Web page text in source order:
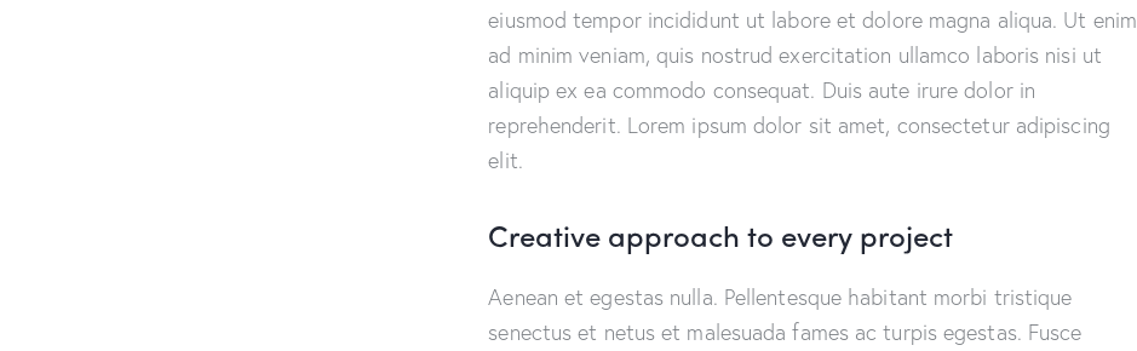
eiusmod tempor incididunt ut labore et dolore magna aliqua. Ut enim
ad minim veniam, quis nostrud exercitation ullamco laboris nisi ut
aliquip ex ea commodo consequat. Duis aute irure dolor in
reprehenderit. Lorem ipsum dolor sit amet, consectetur adipiscing
elit.
Creative approach to every project
Aenean et egestas nulla. Pellentesque habitant morbi tristique
senectus et netus et malesuada fames ac turpis egestas. Fusce